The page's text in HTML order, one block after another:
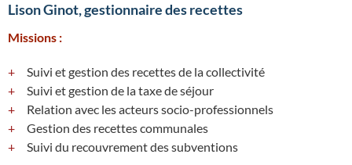
Lison Ginot, gestionnaire des recettes
Missions :
Suivi et gestion des recettes de la collectivité
Suivi et gestion de la taxe de séjour
Relation avec les acteurs socio-professionnels
Gestion des recettes communales
Suivi du recouvrement des subventions